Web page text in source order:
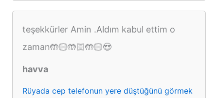
teşekkürler Amin .Aldım kabul ettim o
zaman🤲🏻🤲🏻🤲🏻😍
havva
Rüyada cep telefonun yere düştüğünü görmek